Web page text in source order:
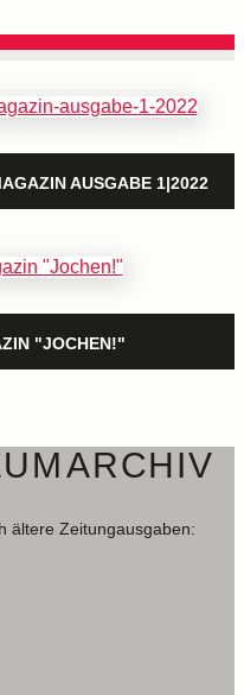
AUSGABE 1|2022
"JOCHEN!"
ARCHIV
ältere Zeitungausgaben: